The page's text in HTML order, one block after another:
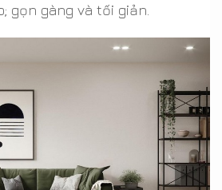
gọn gàng và tối giản.